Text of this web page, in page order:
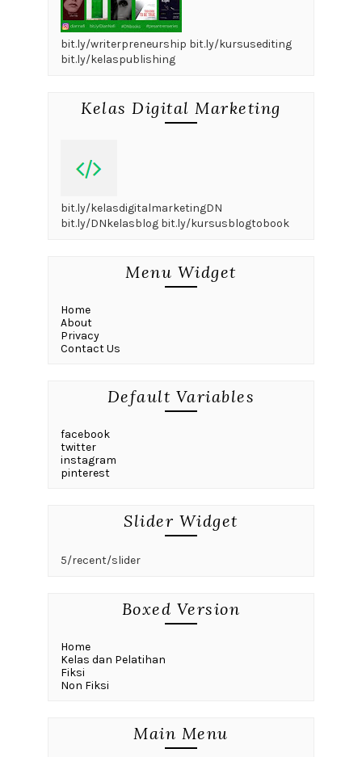
bit.ly/writerpreneurship bit.ly/kursusediting
bit.ly/kelaspublishing
Kelas Digital Marketing
bit.ly/kelasdigitalmarketingDN
bit.ly/DNkelasblog bit.ly/kursusblogtobook
Menu Widget
Home
About
Privacy
Contact Us
Default Variables
facebook
twitter
instagram
pinterest
Slider Widget
5/recent/slider
Boxed Version
Home
Kelas dan Pelatihan
Fiksi
Non Fiksi
Main Menu